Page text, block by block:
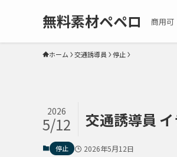
無料素材ペペロ 商用可
ホーム 交通誘導員 停止
交通誘導員
2026
5/12
停止 2026年5月12日